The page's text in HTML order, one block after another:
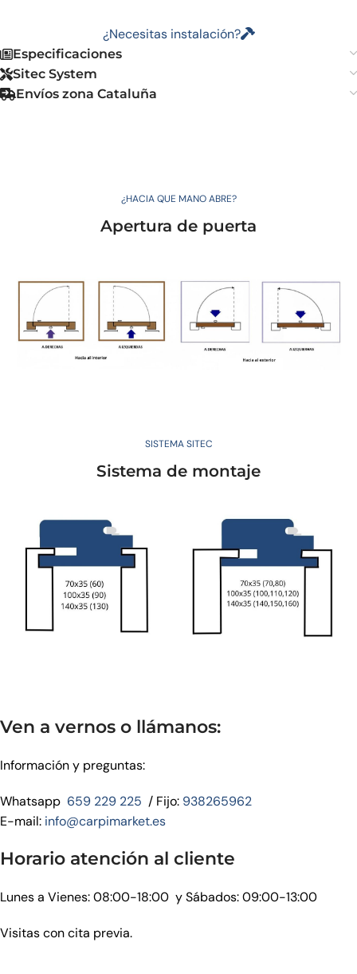
¿Necesitas instalación?
Especificaciones
Sitec System
Envíos zona Cataluña
¿HACIA QUE MANO ABRE?
Apertura de puerta
SISTEMA SITEC
Sistema de montaje
Ven a vernos o llámanos:
Información y preguntas:
Whatsapp 659 229 225 / Fijo: 938265962
E-mail: info@carpimarket.es
Horario atención al cliente
Lunes a Vienes: 08:00-18:00 y Sábados: 09:00-13:00
Visitas con cita previa.